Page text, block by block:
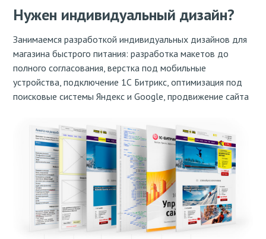
Нужен индивидуальный дизайн?
Занимаемся разработкой индивидуальных дизайнов для
магазина быстрого питания: разработка макетов до
полного согласования, верстка под мобильные
устройства, подключение 1С Битрикс, оптимизация под
поисковые системы Яндекс и Google, продвижение сайта